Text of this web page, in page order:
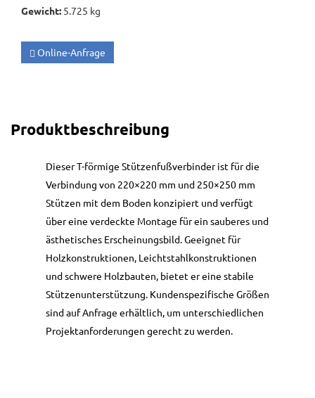
Gewicht: 5.725 kg
Online-Anfrage
Produktbeschreibung
Dieser T-förmige Stützenfußverbinder ist für die
Verbindung von 220×220 mm und 250×250 mm
Stützen mit dem Boden konzipiert und verfügt
über eine verdeckte Montage für ein sauberes und
ästhetisches Erscheinungsbild. Geeignet für
Holzkonstruktionen, Leichtstahlkonstruktionen
und schwere Holzbauten, bietet er eine stabile
Stützenunterstützung. Kundenspezifische Größen
sind auf Anfrage erhältlich, um unterschiedlichen
Projektanforderungen gerecht zu werden.